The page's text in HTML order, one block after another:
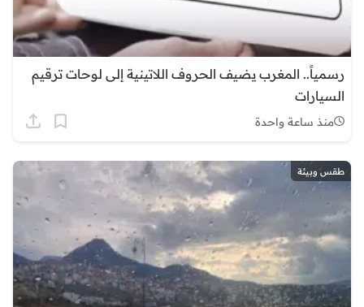
رسمياً.. المغرب يضيف الحروف اللاتينية إلى لوحات ترقيم
السيارات
منذ ساعة واحدة
طقس وبيئة